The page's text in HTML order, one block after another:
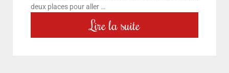
deux places pour aller …
Lire la suite